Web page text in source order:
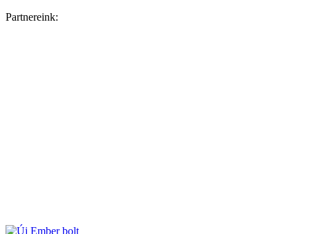
Partnereink: